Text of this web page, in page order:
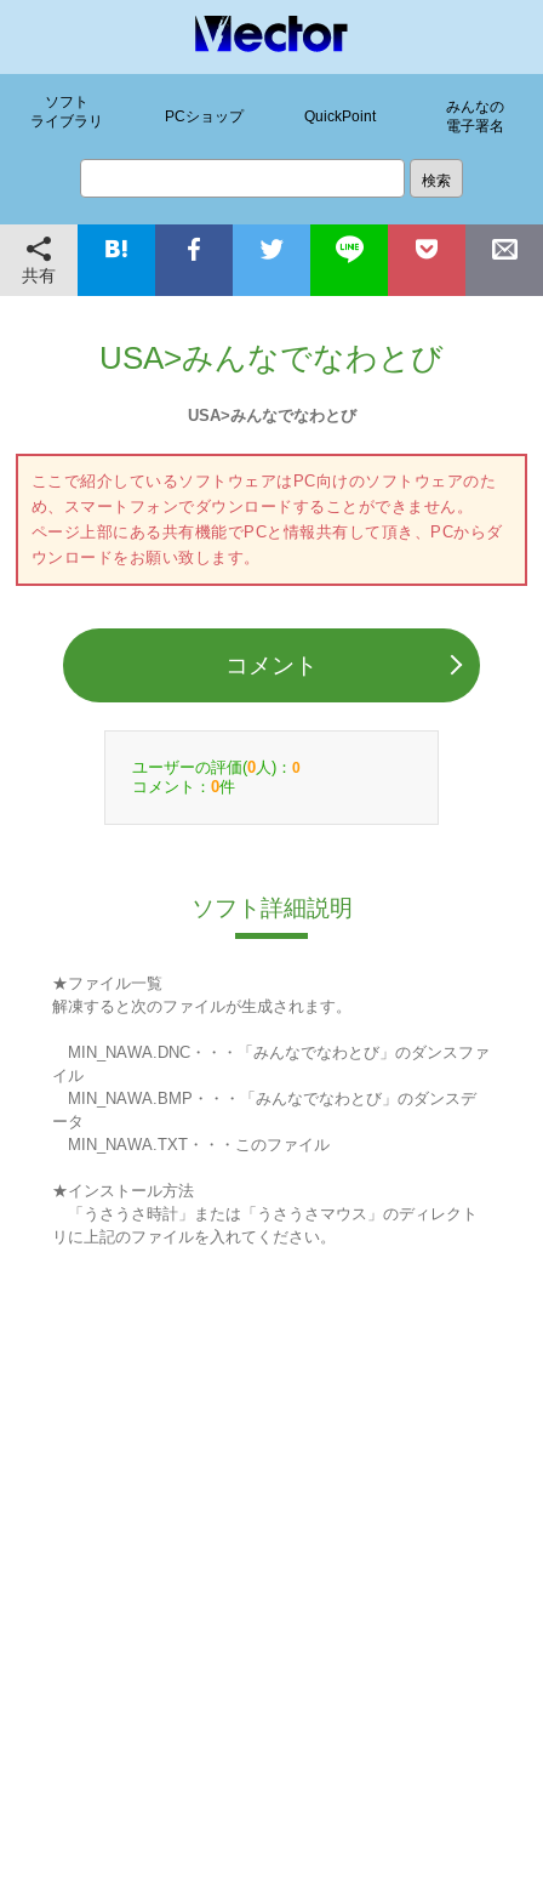
ソフト
ライブラリ
PCショップ QuickPoint
みんなの
電子署名
共有
USA>みんなでなわとび
USA>みんなでなわとび
ここで紹介しているソフトウェアはPC向けのソフトウェアのた
め、スマートフォンでダウンロードすることができません。
ページ上部にある共有機能でPCと情報共有して頂き、PCからダ
ウンロードをお願い致します。
コメント
ユーザーの評価(0 人)： 0
コメント： 0件
ソフト詳細説明
★ファイル一覧
解凍すると次のファイルが生成されます。
MIN_NAWA.DNC・・・「みんなでなわとび」のダンスファ
イル
MIN_NAWA.BMP・・・「みんなでなわとび」のダンスデ
ータ
MIN_NAWA.TXT・・・このファイル
★インストール方法
「うさうさ時計」または「うさうさマウス」のディレクト
リに上記のファイルを入れてください。